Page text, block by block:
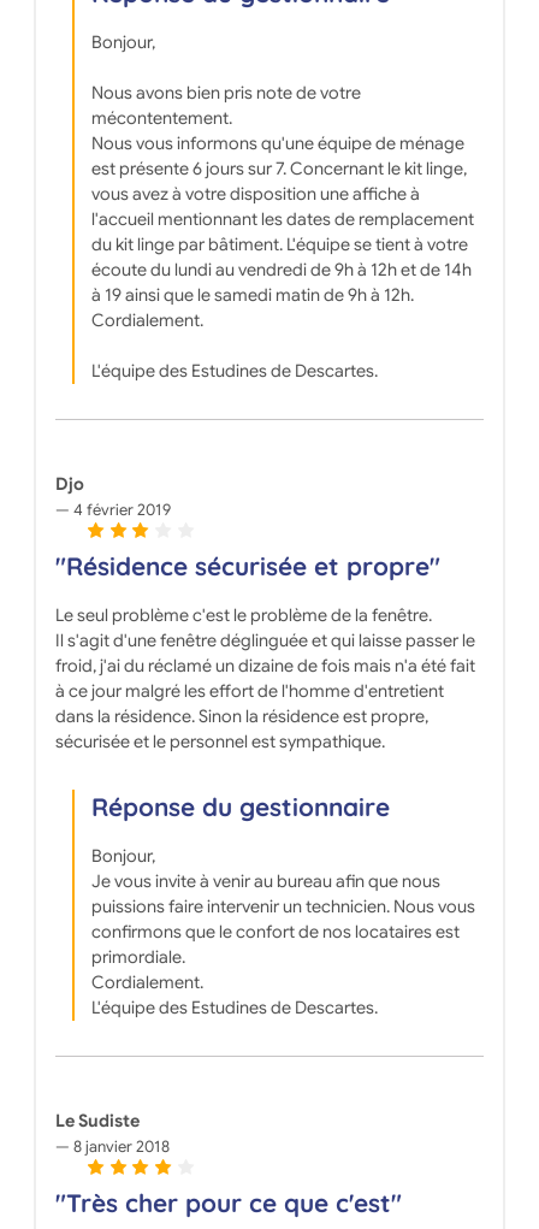
Bonjour,
Nous avons bien pris note de votre
mécontentement.
Nous vous informons qu'une équipe de ménage
est présente 6 jours sur 7. Concernant le kit linge,
vous avez à votre disposition une affiche à
l'accueil mentionnant les dates de remplacement
du kit linge par bâtiment. L'équipe se tient à votre
écoute du lundi au vendredi de 9h à 12h et de 14h
à 19 ainsi que le samedi matin de 9h à 12h.
Cordialement.
L'équipe des Estudines de Descartes.
Djo
4 février 2019
"Résidence sécurisée et propre"
Le seul problème c'est le problème de la fenêtre.
Il s'agit d'une fenêtre déglinguée et qui laisse passer le
froid, j'ai du réclamé un dizaine de fois mais n'a été fait
à ce jour malgré les effort de l'homme d'entretient
dans la résidence. Sinon la résidence est propre,
sécurisée et le personnel est sympathique.
Réponse du gestionnaire
Bonjour,
Je vous invite à venir au bureau afin que nous
puissions faire intervenir un technicien. Nous vous
confirmons que le confort de nos locataires est
primordiale.
Cordialement.
L'équipe des Estudines de Descartes.
Le Sudiste
8 janvier 2018
"Très cher pour ce que c'est"